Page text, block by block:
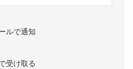
ルで通知
受け取る